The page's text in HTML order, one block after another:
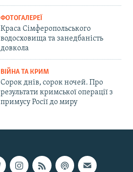
ФОТОГАЛЕРЕЇ
Краса Сімферопольського
водосховища та занедбаність
довкола
ВІЙНА ТА КРИМ
Сорок днів, сорок ночей. Про
результати кримської операції з
примусу Росії до миру